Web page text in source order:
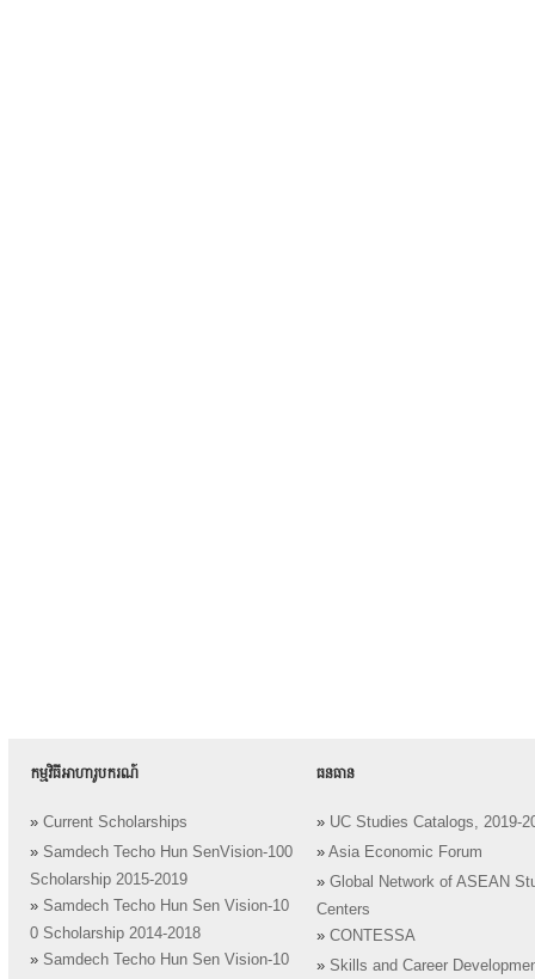
កម្មវិធីអាហារូបករណ៍
» Current Scholarships
» Samdech Techo Hun SenVision-100
Scholarship 2015-2019
» Samdech Techo Hun Sen Vision-10
0 Scholarship 2014-2018
» Samdech Techo Hun Sen Vision-10
ធនធាន
» UC Studies Catalogs, 2019-
» Asia Economic Forum
» Global Network of ASEAN
Centers
» CONTESSA
» Skills and Career